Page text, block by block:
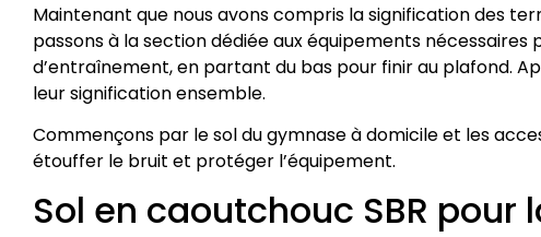
Maintenant que nous avons compris la signification des
passons à la section dédiée aux équipements
d’entraînement, en partant du bas pour finir au plafond.
leur signification ensemble.
Commençons par le sol du gymnase à domicile et les
étouffer le bruit et protéger l’équipement.
Sol en caoutchouc SBR pour